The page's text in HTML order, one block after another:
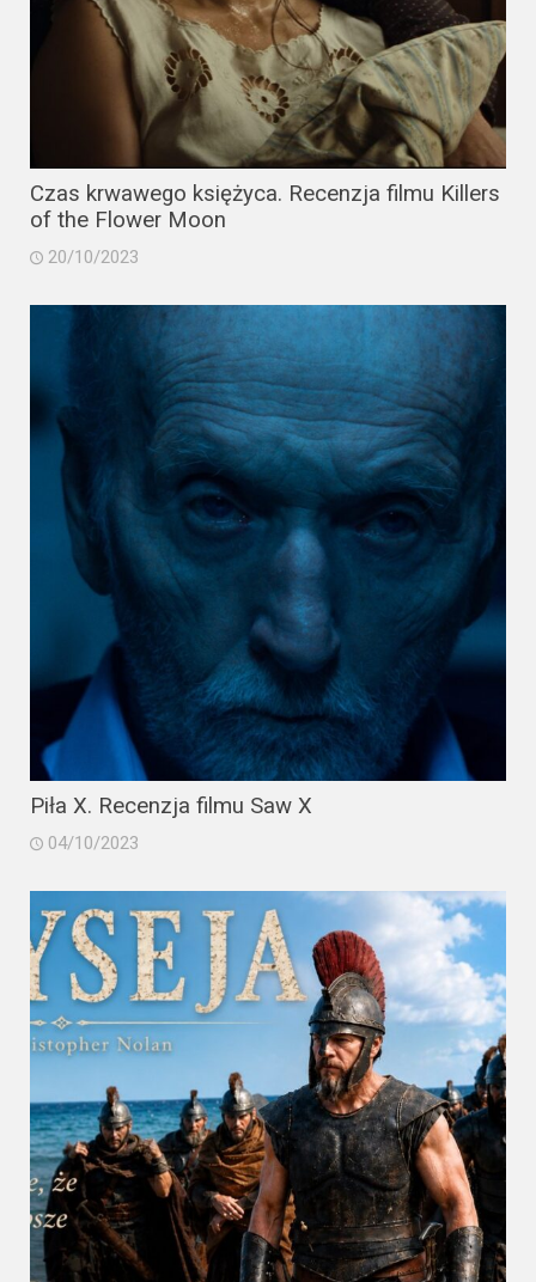
Czas krwawego księżyca. Recenzja filmu Killers
of the Flower Moon
20/10/2023
Piła X. Recenzja filmu Saw X
04/10/2023